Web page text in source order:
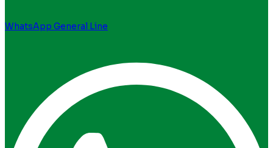
WhatsApp General Line